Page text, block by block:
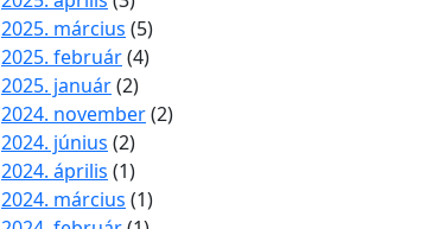
2025. március (5)
2025. február(4)
2025. január(2)
2024. november(2)
2024. június (2)
2024. április (1)
2024. március (1)